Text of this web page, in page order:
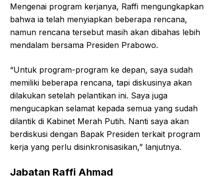
Mengenai program kerjanya, Raffi mengungkapkan
bahwa ia telah menyiapkan beberapa rencana,
namun rencana tersebut masih akan dibahas lebih
mendalam bersama Presiden Prabowo.
“Untuk program-program ke depan, saya sudah
memiliki beberapa rencana, tapi diskusinya akan
dilakukan setelah pelantikan ini. Saya juga
mengucapkan selamat kepada semua yang sudah
dilantik di Kabinet Merah Putih. Nanti saya akan
berdiskusi dengan Bapak Presiden terkait program
kerja yang perlu disinkronisasikan,” lanjutnya.
Jabatan Raffi Ahmad